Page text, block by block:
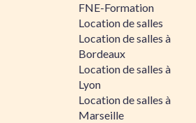
FNE-Formation
Location de salles
Location de salles à
Bordeaux
Location de salles à
Lyon
Location de salles à
Marseille